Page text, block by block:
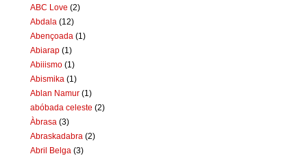
ABC Love (2)
Abdala (12)
Abençoada (1)
Abiarap (1)
Abiiismo (1)
Abismika (1)
Ablan Namur (1)
abóbada celeste (2)
Àbrasa (3)
Abraskadabra (2)
Abril Belga (3)